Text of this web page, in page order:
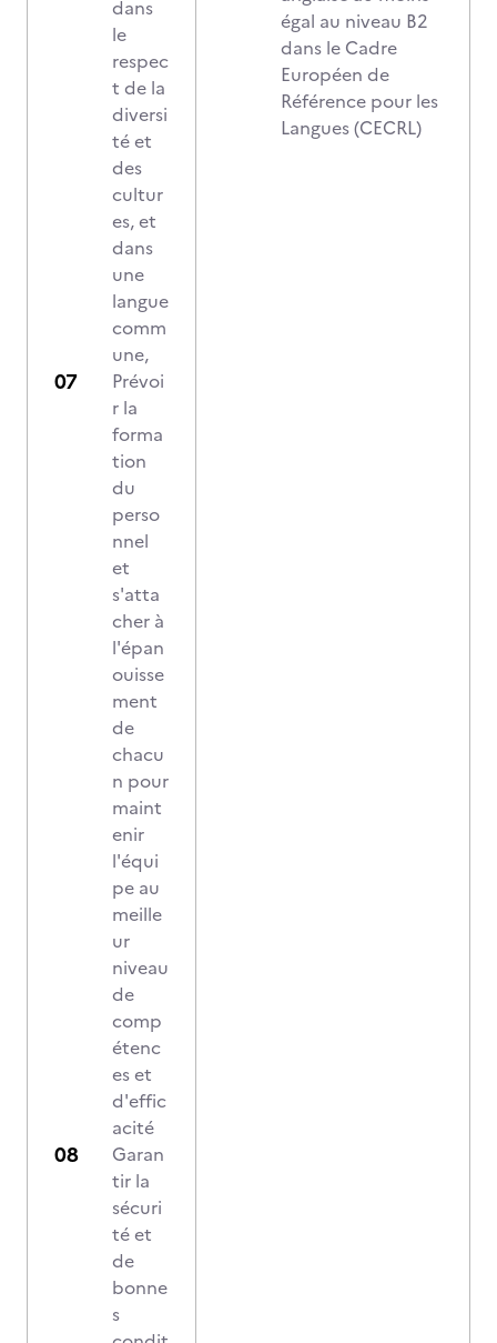
dans
le
respec
t de la
diversi
té et
des
cultur
es, et
dans
une
langue
comm
une,
Prévoi
r la
forma
tion
du
perso
nnel
et
s'atta
cher à
l'épan
ouisse
ment
de
chacu
n pour
maint
enir
l'équi
pe au
meille
ur
niveau
de
comp
étenc
es et
d'effic
acité
Garan
tir la
sécuri
té et
de
bonne
s
égal au niveau B2
dans le Cadre
Européen de
Référence pour les
Langues (CECRL)